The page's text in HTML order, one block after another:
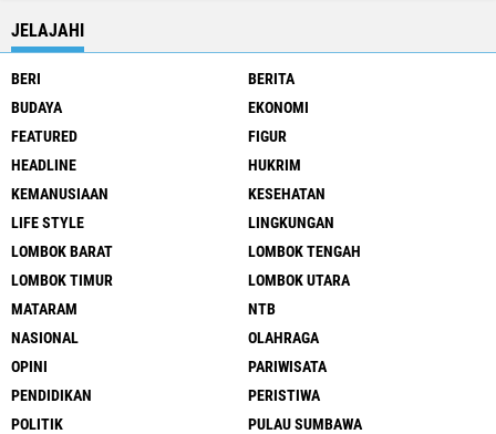
JELAJAHI
BERI
BERITA
BUDAYA
EKONOMI
FEATURED
FIGUR
HEADLINE
HUKRIM
KEMANUSIAAN
KESEHATAN
LIFE STYLE
LINGKUNGAN
LOMBOK BARAT
LOMBOK TENGAH
LOMBOK TIMUR
LOMBOK UTARA
MATARAM
NTB
NASIONAL
OLAHRAGA
OPINI
PARIWISATA
PENDIDIKAN
PERISTIWA
POLITIK
PULAU SUMBAWA